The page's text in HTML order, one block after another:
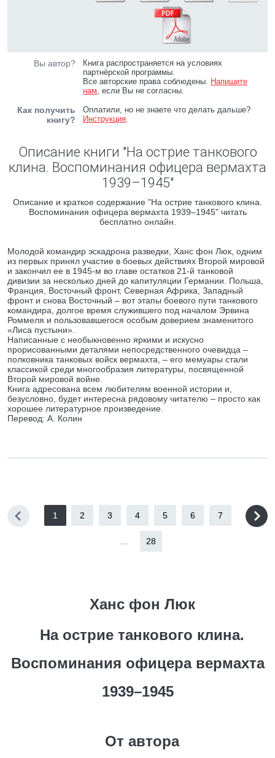
Вы автор?
Книга распространяется на условиях
партнёрской программы.
Все авторские права соблюдены. Напишите
нам, если Вы не согласны.
Как получить
книгу?
Оплатили, но не знаете что делать дальше?
Инструкция.
Описание книги "На острие танкового
клина. Воспоминания офицера вермахта
1939–1945"
Описание и краткое содержание "На острие танкового клина.
Воспоминания офицера вермахта 1939–1945" читать
бесплатно онлайн.
Молодой командир эскадрона разведки, Ханс фон Люк, одним
из первых принял участие в боевых действиях Второй мировой
и закончил ее в 1945-м во главе остатков 21-й танковой
дивизии за несколько дней до капитуляции Германии. Польша,
Франция, Восточный фронт, Северная Африка, Западный
фронт и снова Восточный – вот этапы боевого пути танкового
командира, долгое время служившего под началом Эрвина
Роммеля и пользовавшегося особым доверием знаменитого
«Лиса пустыни».
Написанные с необыкновенно яркими и искусно
прорисованными деталями непосредственного очевидца –
полковника танковых войск вермахта, – его мемуары стали
классикой среди многообразия литературы, посвященной
Второй мировой войне.
Книга адресована всем любителям военной истории и,
безусловно, будет интересна рядовому читателю – просто как
хорошее литературное произведение.
Перевод: А. Колин
1 2 3 4 5 6 7
28
Ханс фон Люк
На острие танкового клина.
Воспоминания офицера вермахта
1939–1945
От автора